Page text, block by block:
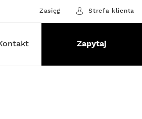
Zasięg Strefa klienta
Zapytaj